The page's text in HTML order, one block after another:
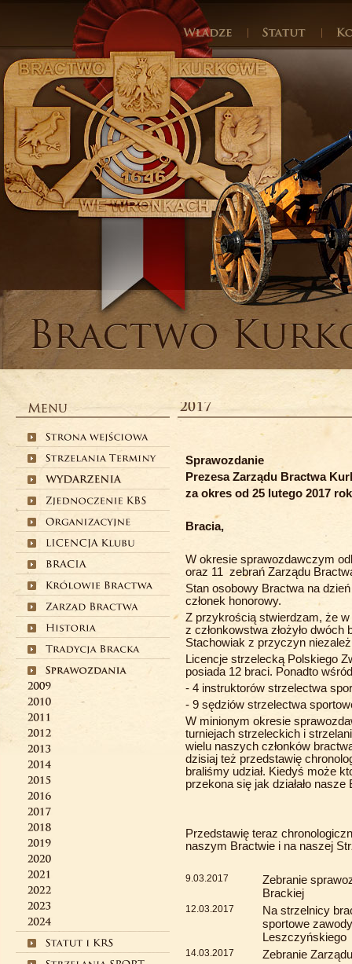
Sprawozdanie
Prezesa Zarządu Bractwa
za okres od 25 lutego 2017
Bracia,
W okresie sprawozdawczym
oraz 11 zebrań Zarządu
Stan osobowy Bractwa na
członek honorowy.
Z przykrością stwierdzam, że
z członkowstwa złożyło
Stachowiak z przyczyn
Licencje strzelecką Polskiego
posiada 12 braci. Ponadto
- 4 instruktorów strzelectwa
- 9 sędziów strzelectwa
W minionym okresie
turniejach strzeleckich i
wielu naszych członków
dzisiaj też przedstawię
braliśmy udział. Kiedyś może
przekona się jak działało nasze
Przedstawię teraz
naszym Bractwie i na naszej
9.03.2017
Zebranie
Brackiej
12.03.2017
Na strzelnicy
sportowe
Leszczyńskiego
14.03.2017 Zebranie